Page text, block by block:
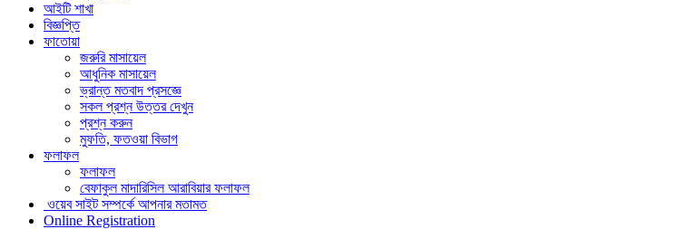
আইটি শাখা
বিজ্ঞপ্তি
ফাতোয়া
জরুরি মাসায়েল
আধুনিক মাসায়েল
ভ্রান্ত মতবাদ প্রসজ্ঞে
সকল প্রশ্ন উত্তর দেখুন
প্রশ্ন করুন
মুফতি, ফতওয়া বিভাগ
ফলাফল
ফলাফল
বেফাকুল মাদারিসিল আরাবিয়ার ফলাফল
ওয়েব সাইট সম্পর্কে আপনার মতামত
Online Registration